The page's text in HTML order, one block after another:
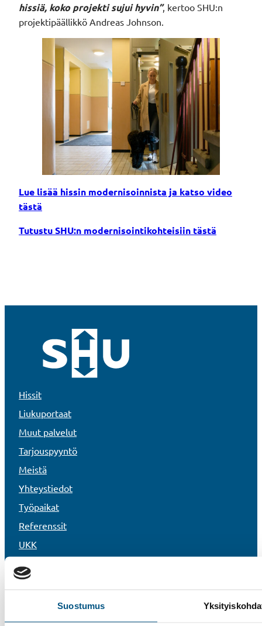
Suostumus
hissiä, koko projekti sujui hyvin”, kertoo SHU:n
projektipäällikkö Andreas Johnson.
Lue lisää hissin modernisoinnista ja katso video
tästä
Tutustu SHU:n modernisointikohteisiin tästä
Hissit
Liukuportaat
Muut palvelut
Tarjouspyyntö
Meistä
Yhteystiedot
Työpaikat
Referenssit
UKK
Vastuullisuus
Rekisteri- ja tietosuojaseloste
Tietoa evästeistä